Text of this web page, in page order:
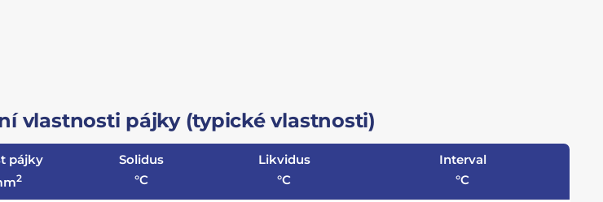
vlastnosti pájky (typické vlastnosti)
pájky
2
Solidus
°C
Likvidus
°C
Interval
°C